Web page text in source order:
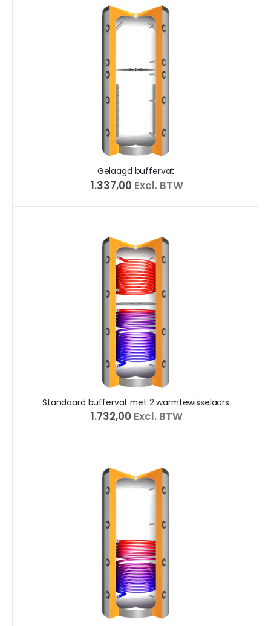
Gelaagd buffervat
€ 1.337,00 Excl. BTW
Standaard buffervat met 2 warmtewisselaars
€ 1.732,00 Excl. BTW